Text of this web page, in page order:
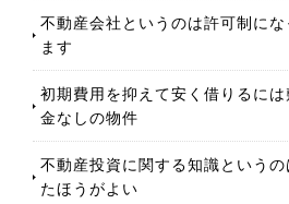
不動産会社というのは許可制に
ます
初期費用を抑えて安く借りるに
金なしの物件
不動産投資に関する知識というの
たほうがよい